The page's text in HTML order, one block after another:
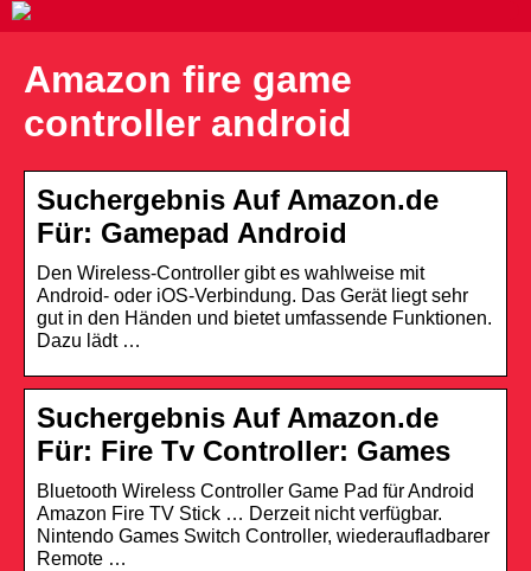
Amazon fire game
controller android
Suchergebnis Auf Amazon.de
Für: Gamepad Android
Den Wireless-Controller gibt es wahlweise mit
Android- oder iOS-Verbindung. Das Gerät liegt sehr
gut in den Händen und bietet umfassende Funktionen.
Dazu lädt …
Suchergebnis Auf Amazon.de
Für: Fire Tv Controller: Games
Bluetooth Wireless Controller Game Pad für Android
Amazon Fire TV Stick … Derzeit nicht verfügbar.
Nintendo Games Switch Controller, wiederaufladbarer
Remote …